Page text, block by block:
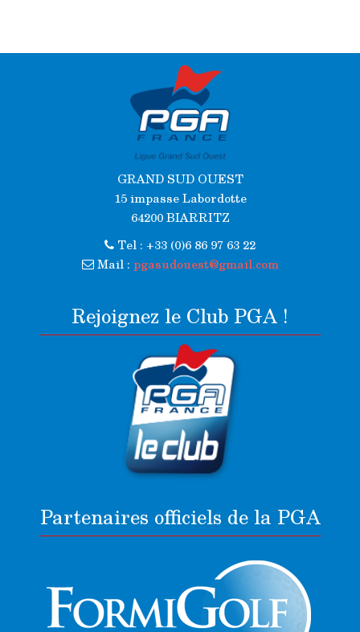
GRAND SUD OUEST
15 impasse Labordotte
64200 BIARRITZ
Tel : +33 (0)6 86 97 63 22
Mail : pgasudouest@gmail.com
Rejoignez le Club PGA !
Partenaires officiels de la PGA